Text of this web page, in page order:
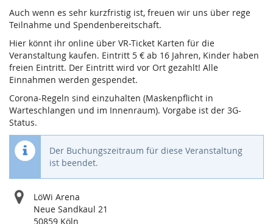
Auch wenn es sehr kurzfristig ist, freuen wir uns über rege
Teilnahme und Spendenbereitschaft.
Hier könnt ihr online über VR-Ticket Karten für die
Veranstaltung kaufen. Eintritt 5 € ab 16 Jahren, Kinder haben
freien Eintritt. Der Eintritt wird vor Ort gezahlt! Alle
Einnahmen werden gespendet.
Corona-Regeln sind einzuhalten (Maskenpflicht in
Warteschlangen und im Innenraum). Vorgabe ist der 3G-
Status.
Der Buchungszeitraum für diese Veranstaltung
ist beendet.
LöWi Arena
Neue Sandkaul 21
50859 Köln